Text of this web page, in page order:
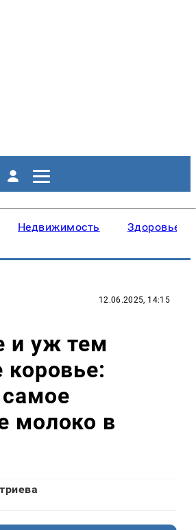
Недвижимость Здоровье
12.06.2025, 14:15
и уж тем
коровье:
молоко в